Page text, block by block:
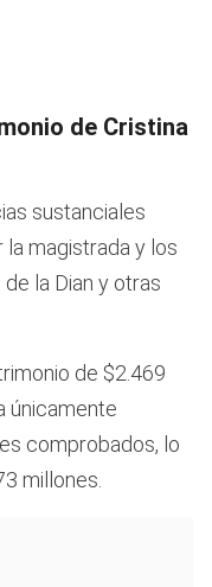
de Cristina
sustanciales
magistrada y los
la Dian y otras
de $2.469
únicamente
comprobados, lo
millones.